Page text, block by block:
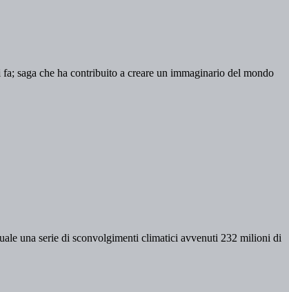
saga che ha contribuito a creare un immaginario del mondo
una serie di sconvolgimenti climatici avvenuti 232 milioni di